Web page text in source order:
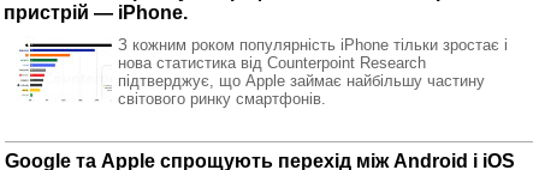
пристрій — iPhone.
З кожним роком популярність iPhone тільки зростає і
нова статистика від Counterpoint Research
підтверджує, що Apple займає найбільшу частину
світового ринку смартфонів.
Google та Apple спрощують перехід між Android і iOS